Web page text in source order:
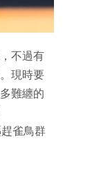
不過有
現時要
難纏的
雀鳥群